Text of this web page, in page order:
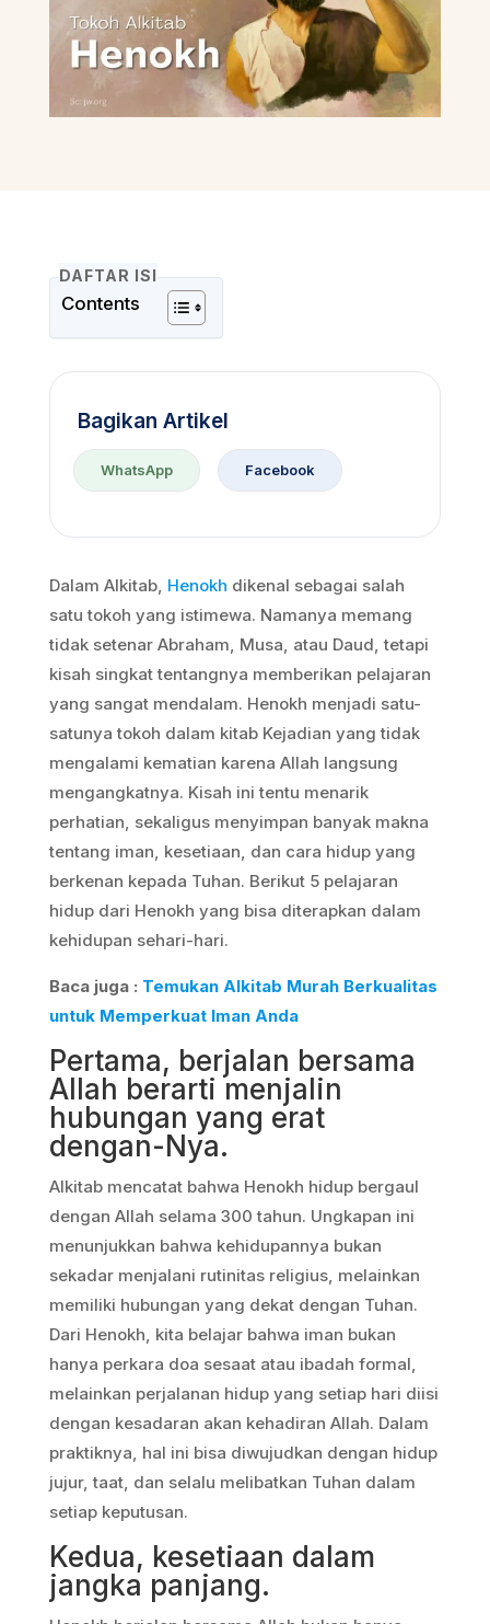
DAFTAR ISI
Contents
Bagikan Artikel
WhatsApp Facebook
Dalam Alkitab, Henokh dikenal sebagai salah
satu tokoh yang istimewa. Namanya memang
tidak setenar Abraham, Musa, atau Daud, tetapi
kisah singkat tentangnya memberikan pelajaran
yang sangat mendalam. Henokh menjadi satu-
satunya tokoh dalam kitab Kejadian yang tidak
mengalami kematian karena Allah langsung
mengangkatnya. Kisah ini tentu menarik
perhatian, sekaligus menyimpan banyak makna
tentang iman, kesetiaan, dan cara hidup yang
berkenan kepada Tuhan. Berikut 5 pelajaran
hidup dari Henokh yang bisa diterapkan dalam
kehidupan sehari-hari.
Baca juga : Temukan Alkitab Murah Berkualitas
untuk Memperkuat Iman Anda
Pertama, berjalan bersama
Allah berarti menjalin
hubungan yang erat
dengan-Nya.
Alkitab mencatat bahwa Henokh hidup bergaul
dengan Allah selama 300 tahun. Ungkapan ini
menunjukkan bahwa kehidupannya bukan
sekadar menjalani rutinitas religius, melainkan
memiliki hubungan yang dekat dengan Tuhan.
Dari Henokh, kita belajar bahwa iman bukan
hanya perkara doa sesaat atau ibadah formal,
melainkan perjalanan hidup yang setiap hari diisi
dengan kesadaran akan kehadiran Allah. Dalam
praktiknya, hal ini bisa diwujudkan dengan hidup
jujur, taat, dan selalu melibatkan Tuhan dalam
setiap keputusan.
Kedua, kesetiaan dalam
jangka panjang.